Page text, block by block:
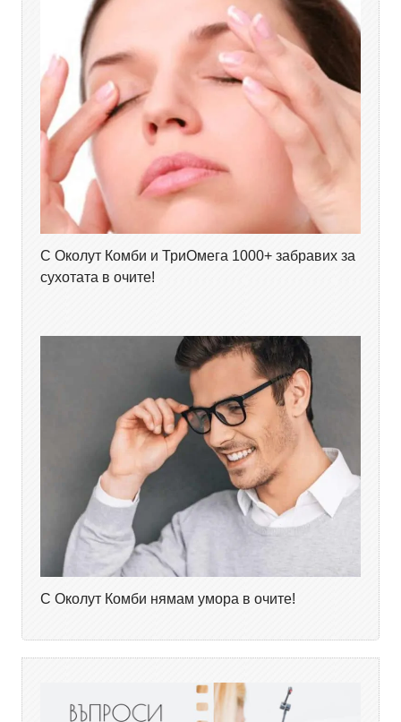
С Околут Комби и ТриОмега 1000+ забравих за
сухотата в очите!
С Околут Комби нямам умора в очите!